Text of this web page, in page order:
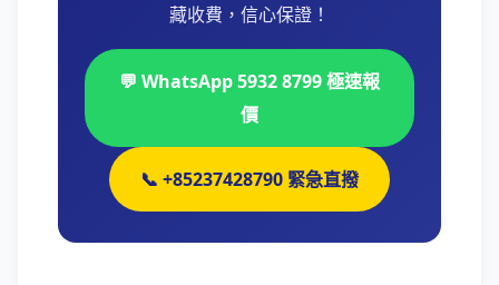
藏收費，信心保證！
💬 WhatsApp 5932 8799 極速報
價
📞 +85237428790 緊急直撥